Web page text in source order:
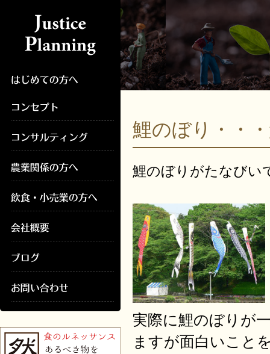
鯉のぼり・
鯉のぼりがたなびい
実際に鯉のぼりが
ますが面白いこと